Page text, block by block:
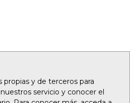
propias y de terceros para
servicio y conocer el